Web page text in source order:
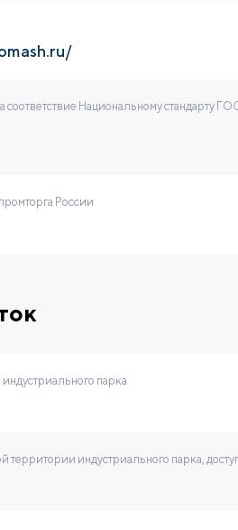
Национальному стандарту
России
парка
территории индустриального парка,